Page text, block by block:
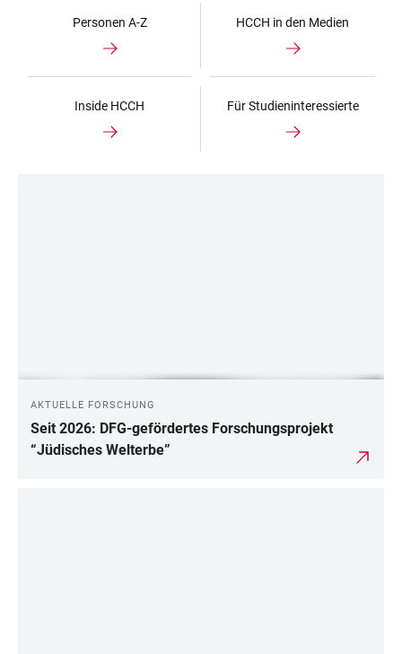
Personen A-Z HCCH in den Medien
Inside HCCH Für Studieninteressierte
AKTUELLE FORSCHUNG
Seit 2026: DFG-gefördertes Forschungsprojekt
“Jüdisches Welterbe”